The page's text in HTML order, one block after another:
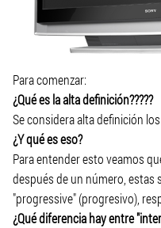
Para comenzar:
¿Qué es la alta definición?????
Se considera alta definición
¿Y qué es eso?
Para entender esto veamos
después de un número, estas
"progressive" (progresivo),
¿Qué diferencia hay entre